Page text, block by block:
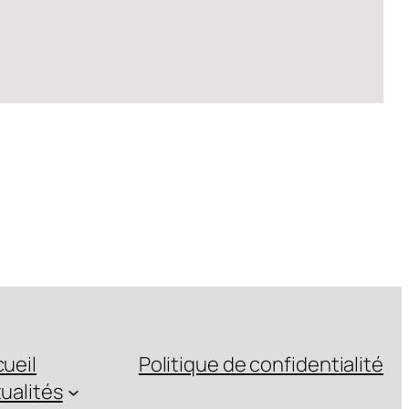
Politique de confidentialité